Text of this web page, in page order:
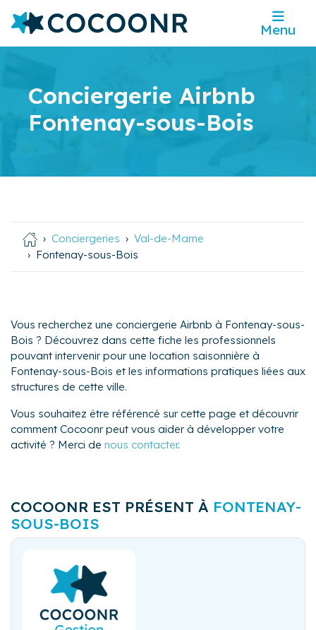
Menu
Conciergerie Airbnb
Fontenay-sous-Bois
Conciergeries
Val-de-Marne
Fontenay-sous-Bois
Vous recherchez une conciergerie Airbnb à Fontenay-sous-
Bois ? Découvrez dans cette fiche les professionnels
pouvant intervenir pour une location saisonnière à
Fontenay-sous-Bois et les informations pratiques liées aux
structures de cette ville.
Vous souhaitez être référencé sur cette page et découvrir
comment Cocoonr peut vous aider à développer votre
activité ? Merci de nous contacter.
COCOONR EST PRÉSENT À FONTENAY-
SOUS-BOIS